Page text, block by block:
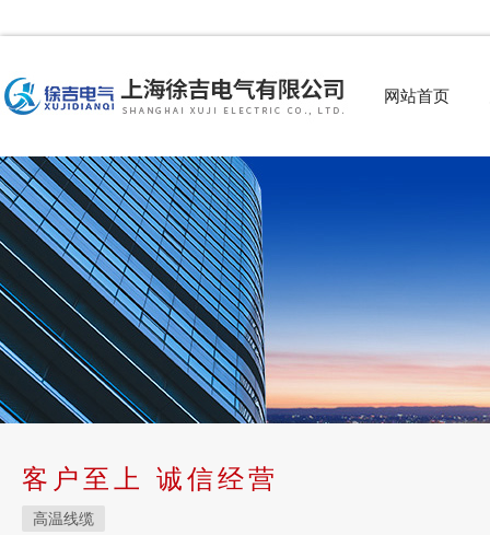
网站首页
客户至上 诚信经营
高温线缆